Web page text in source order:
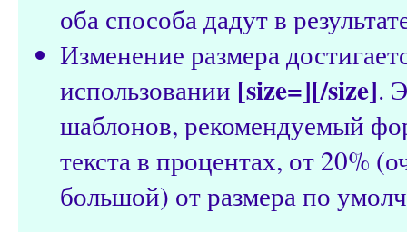
оба способа дадут в
Изменение размера
использовании [size=][/size].
шаблонов, рекомендуемый
текста в процентах, от 20%
большой) от размера по